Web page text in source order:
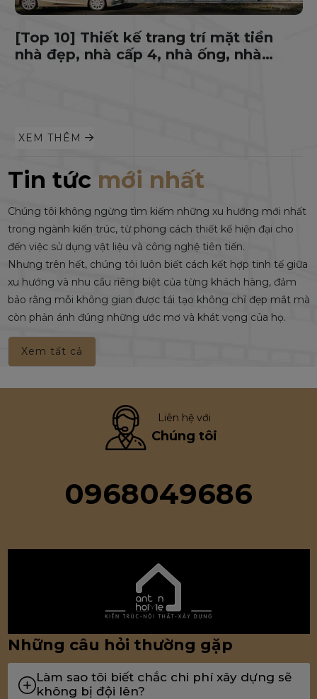
[Top 10] Thiết kế trang trí mặt tiền
nhà đẹp, nhà cấp 4, nhà ống, nhà
XEM THÊM
Tin tức mới nhất
Chúng tôi không ngừng tìm kiếm những xu hướng mới nhất
trong ngành kiến trúc, từ phong cách thiết kế hiện đại cho
đến việc sử dụng vật liệu và công nghệ tiên tiến.
Nhưng trên hết, chúng tôi luôn biết cách kết hợp tinh tế giữa
xu hướng và nhu cầu riêng biệt của từng khách hàng, đảm
bảo rằng mỗi không gian được tái tạo không chỉ đẹp mắt mà
còn phản ánh đúng những ước mơ và khát vọng của họ.
Xem tất cả
Liên hệ với
Chúng tôi
0968049686
Những câu hỏi thường gặp
Làm sao tôi biết chắc chi phí xây dựng sẽ
không bị đội lên?